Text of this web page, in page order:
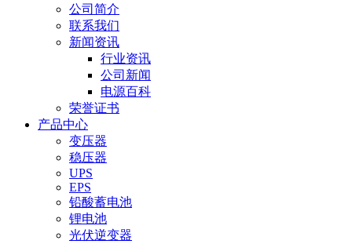
公司简介
联系我们
新闻资讯
行业资讯
公司新闻
电源百科
荣誉证书
产品中心
变压器
稳压器
UPS
EPS
铅酸蓄电池
锂电池
光伏逆变器